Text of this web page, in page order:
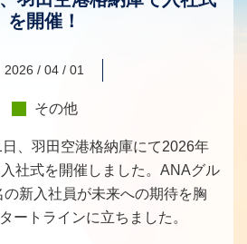
を開催！
2026 / 04 / 01
その他
、羽田空港格納庫にて2026年
社式を開催しました。ANAグル
新入社員が未来への期待を胸
ートラインに立ちました。